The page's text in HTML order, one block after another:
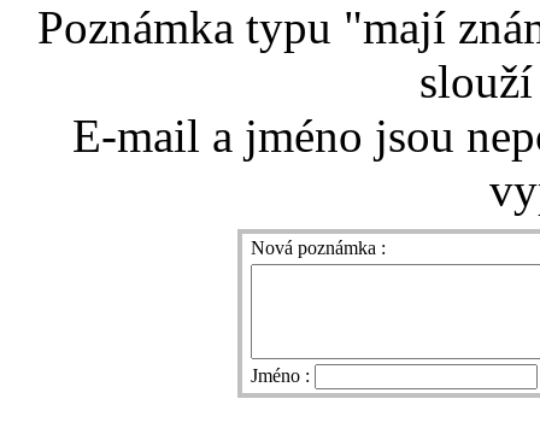
Poznámka typu "mají
E-mail a jméno jsou
Nová poznámka :
Jméno :